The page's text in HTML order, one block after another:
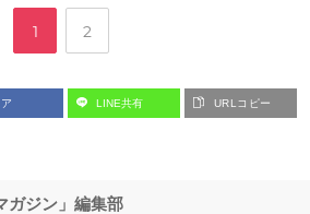
ペ
ジ
1
,
ペ
ジ
2
LINE共有 URLコピー
ガジン」編集部